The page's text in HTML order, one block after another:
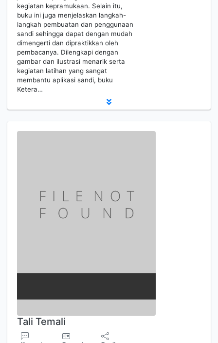
kegiatan kepramukaan. Selain itu,
buku ini juga menjelaskan langkah-
langkah pembuatan dan penggunaan
sandi sehingga dapat dengan mudah
dimengerti dan dipraktikkan oleh
pembacanya. Dilengkapi dengan
gambar dan ilustrasi menarik serta
kegiatan latihan yang sangat
membantu aplikasi sandi, buku
Ketera…
Tali Temali